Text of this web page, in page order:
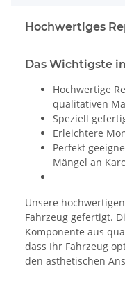
Hochwertiges
Das Wichtigste
Hochwertige
qualitativen
Speziell
Erleichtere
Perfekt
Mängel an
Unsere
Fahrzeug gefertigt.
Komponente aus
dass Ihr Fahrzeug
den ästhetischen